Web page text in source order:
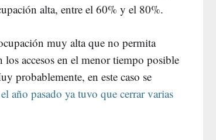
alta, entre el 60% y el 80%.
muy alta que no permita
los accesos en el menor tiempo posible
probablemente, en este caso se
año pasado ya tuvo que cerrar varias